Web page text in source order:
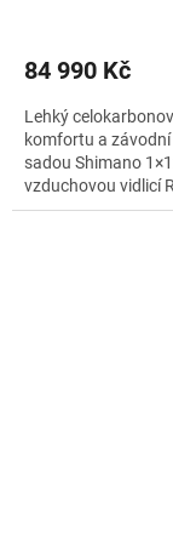
84 990 Kč
Lehký
komfortu a
sadou Shimano
vzduchovou vidlicí
pohodlí v terénu